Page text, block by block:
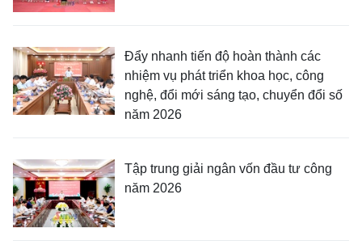
Đẩy nhanh tiến độ hoàn thành các
nhiệm vụ phát triển khoa học, công
nghệ, đổi mới sáng tạo, chuyển đổi số
năm 2026
Tập trung giải ngân vốn đầu tư công
năm 2026